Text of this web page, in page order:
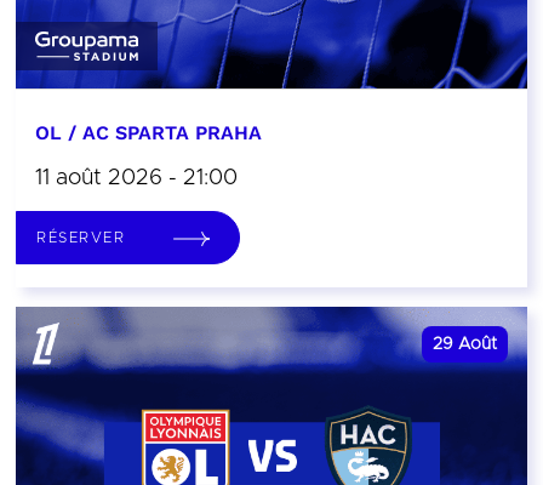
OL / AC SPARTA PRAHA
11 août 2026 - 21:00
RÉSERVER
29 Août